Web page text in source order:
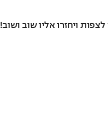
ויחזרו אליו שוב ושוב!